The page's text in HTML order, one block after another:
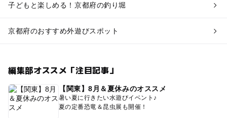
子どもと楽しめる！京都府の釣り堀
京都府のおすすめ外遊びスポット
編集部オススメ「注目記事」
【関東】8月＆夏休みのオススメ
暑い夏に行きたい水遊びイベント♪
夏の定番恐竜＆昆虫展も開催！